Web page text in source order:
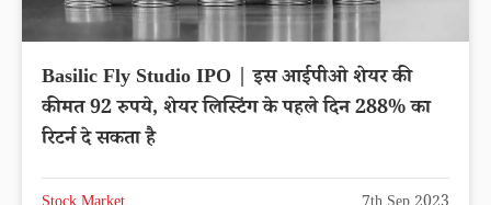
Basilic Fly Studio IPO | इस आईपीओ शेयर की
कीमत 92 रुपये, शेयर लिस्टिंग के पहले दिन 288% का
रिटर्न दे सकता है